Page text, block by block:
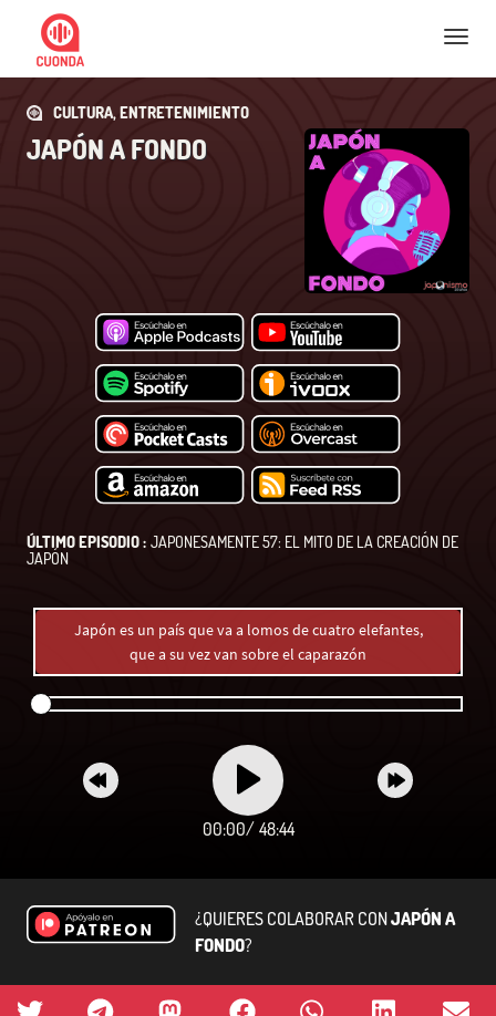
Nav
CULTURA, ENTRETENIMIENTO
JAPÓN A FONDO
ÚLTIMO EPISODIO : JAPONESAMENTE 57: EL MITO DE LA CREACIÓN DE
JAPÓN
Japón es un país que va a lomos de cuatro elefantes,
que a su vez van sobre el caparazón
00:00/ 48:44
¿QUIERES COLABORAR CONJAPÓN A
FONDO?